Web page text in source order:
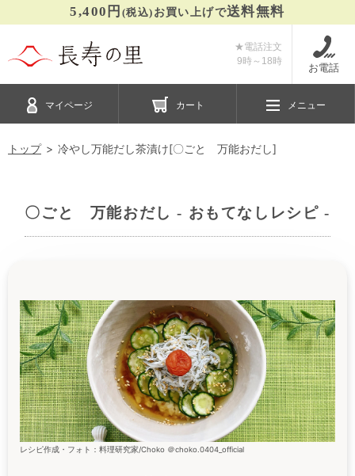
5,400円 (税込) お買い上げで送料無料
★電話注文
9時～ 18時 お電話
マイページ カート メニュー
トップ 冷やし万能だし茶漬け[〇ごと 万能おだし]
〇ごと 万能おだし - おもてなしレシピ -
レシピ作成・フォト：料理研究家/Choko ＠choko.0404_official